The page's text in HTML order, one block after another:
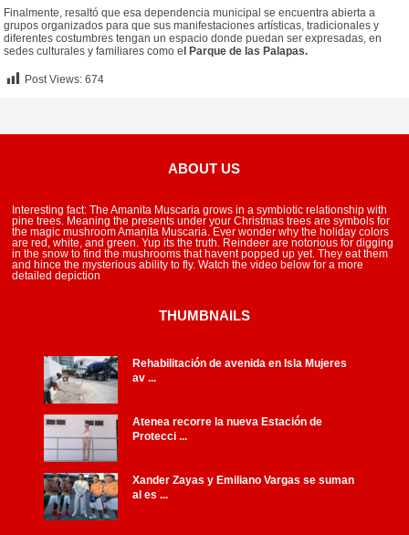
Finalmente, resaltó que esa dependencia municipal se encuentra abierta a
grupos organizados para que sus manifestaciones artísticas, tradicionales y
diferentes costumbres tengan un espacio donde puedan ser expresadas, en
sedes culturales y familiares como e
l Parque de las Palapas.
Post Views: 674
ABOUT US
Interesting fact: The Amanita Muscaria grows in a symbiotic relationship with
pine trees. Meaning the presents under your Christmas trees are symbols for
the magic mushroom Amanita Muscaria. Ever wonder why the holiday colors
are red, white, and green. Yup its the truth. Reindeer are notorious for digging
in the snow to find the mushrooms that havent popped up yet. They eat them
and hince the mysterious ability to fly. Watch the video below for a more
detailed depiction
THUMBNAILS
Rehabilitación de avenida en Isla Mujeres
av ...
Atenea recorre la nueva Estación de
Protecci ...
Xander Zayas y Emiliano Vargas se suman
al es ...